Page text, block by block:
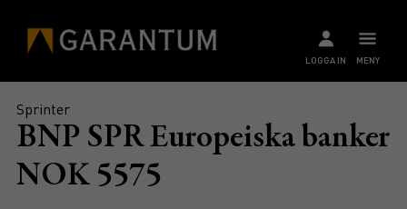
MENY
LOGGA IN
Sprinter
BNP SPR Europeiska banker
NOK 5575